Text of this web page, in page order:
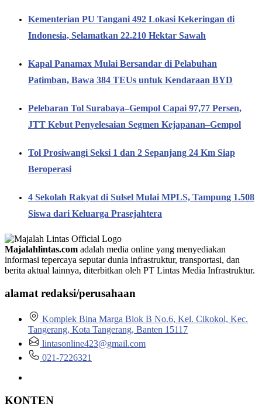
Kementerian PU Tangani 492 Lokasi Kekeringan di
Indonesia, Selamatkan 22.210 Hektar Sawah
Kapal Panamax Mulai Bersandar di Pelabuhan
Patimban, Bawa 384 TEUs untuk Kendaraan BYD
Pelebaran Tol Surabaya–Gempol Capai 97,77 Persen,
JTT Kebut Penyelesaian Segmen Kejapanan–Gempol
Tol Prosiwangi Seksi 1 dan 2 Sepanjang 24 Km Siap
Beroperasi
4 Sekolah Rakyat di Sulsel Mulai MPLS, Tampung 1.508
Siswa dari Keluarga Prasejahtera
Majalahlintas.com adalah media online yang menyediakan
informasi tepercaya seputar dunia infrastruktur, transportasi, dan
berita aktual lainnya, diterbitkan oleh PT Lintas Media Infrastruktur.
alamat redaksi/perusahaan
Komplek Bina Marga Blok B No.6, Kel. Cikokol, Kec.
Tangerang, Kota Tangerang, Banten 15117
lintasonline423@gmail.com
021-7226321
KONTEN